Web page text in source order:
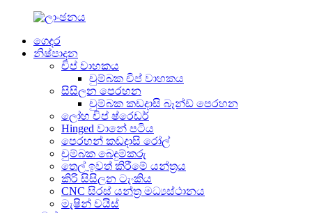
ගෙදර
නිෂ්පාදන
චිප් වාහකය
චුම්බක චිප් වාහකය
සිසිලන පෙරහන
චුම්බක කඩදාසි බෑන්ඩ් පෙරහන
ලෝහ චිප් ෂ්රෙඩර්
Hinged වානේ පටිය
පෙරහන් කඩදාසි රෝල්
චුම්බක බෙදුම්කරු
තෙල් ඉවත් කිරීමේ යන්ත්‍රය
කිරි සිසිලන ටැංකිය
CNC සිරස් යන්ත්‍ර මධ්‍යස්ථානය
මැෂින් වයිස්